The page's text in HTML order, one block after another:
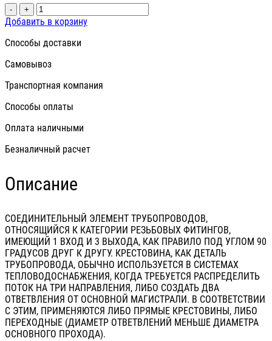
- +
Добавить в корзину
Способы доставки
Самовывоз
Транспортная компания
Способы оплаты
Оплата наличными
Безналичный расчет
Описание
СОЕДИНИТЕЛЬНЫЙ ЭЛЕМЕНТ ТРУБОПРОВОДОВ,
ОТНОСЯЩИЙСЯ К КАТЕГОРИИ РЕЗЬБОВЫХ ФИТИНГОВ,
ИМЕЮЩИЙ 1 ВХОД И 3 ВЫХОДА, КАК ПРАВИЛО ПОД УГЛОМ 90
ГРАДУСОВ ДРУГ К ДРУГУ. КРЕСТОВИНА, КАК ДЕТАЛЬ
ТРУБОПРОВОДА, ОБЫЧНО ИСПОЛЬЗУЕТСЯ В СИСТЕМАХ
ТЕПЛОВОДОСНАБЖЕНИЯ, КОГДА ТРЕБУЕТСЯ РАСПРЕДЕЛИТЬ
ПОТОК НА ТРИ НАПРАВЛЕНИЯ, ЛИБО СОЗДАТЬ ДВА
ОТВЕТВЛЕНИЯ ОТ ОСНОВНОЙ МАГИСТРАЛИ. В СООТВЕТСТВИИ
С ЭТИМ, ПРИМЕНЯЮТСЯ ЛИБО ПРЯМЫЕ КРЕСТОВИНЫ, ЛИБО
ПЕРЕХОДНЫЕ (ДИАМЕТР ОТВЕТВЛЕНИЙ МЕНЬШЕ ДИАМЕТРА
ОСНОВНОГО ПРОХОДА).